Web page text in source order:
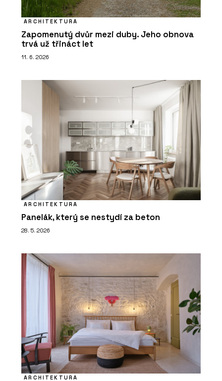
ARCHITEKTURA
Zapomenutý dvůr mezi duby. Jeho obnova
trvá už třináct let
11. 6. 2026
ARCHITEKTURA
Panelák, který se nestydí za beton
28. 5. 2026
ARCHITEKTURA